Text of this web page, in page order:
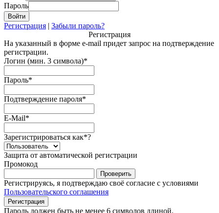
Пароль
Регистрация | Забыли пароль?
Регистрация
На указанный в форме e-mail придет запрос на подтверждение
регистрации.
Логин (мин. 3 символа)*
Пароль*
Подтверждение пароля*
E-Mail*
Зарегистрироваться как*?
Защита от автоматической регистрации
Промокод
Регистрируясь, я подтверждаю своё согласие с условиями
Пользовательского соглашения
Пароль должен быть не менее 6 символов длиной.